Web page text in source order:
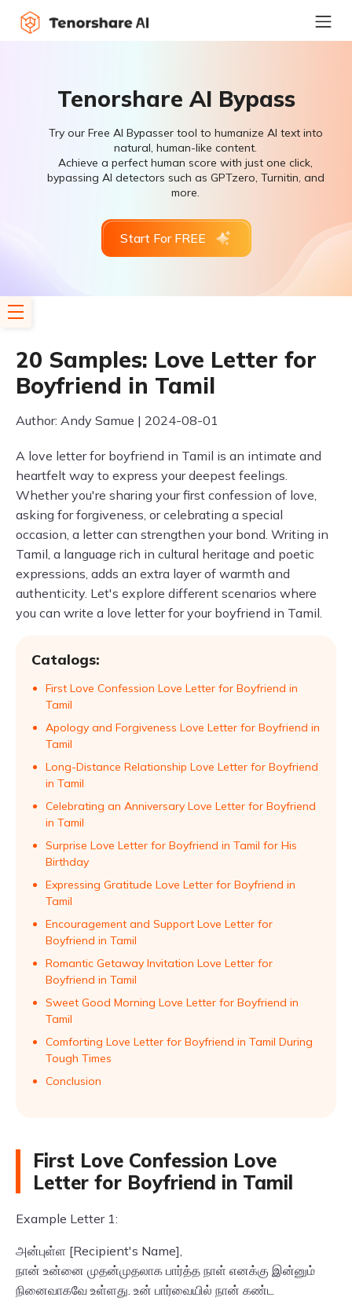
Tenorshare AI Bypass
Try our Free AI Bypasser tool to humanize AI text into
natural, human-like content.
Achieve a perfect human score with just one click,
bypassing AI detectors such as GPTzero, Turnitin, and
more.
Start For FREE
20 Samples: Love Letter for
Boyfriend in Tamil
Author: Andy Samue | 2024-08-01
A love letter for boyfriend in Tamil is an intimate and
heartfelt way to express your deepest feelings.
Whether you're sharing your first confession of love,
asking for forgiveness, or celebrating a special
occasion, a letter can strengthen your bond. Writing in
Tamil, a language rich in cultural heritage and poetic
expressions, adds an extra layer of warmth and
authenticity. Let's explore different scenarios where
you can write a love letter for your boyfriend in Tamil.
Catalogs:
First Love Confession Love Letter for Boyfriend in
Tamil
Apology and Forgiveness Love Letter for Boyfriend in
Tamil
Long-Distance Relationship Love Letter for Boyfriend
in Tamil
Celebrating an Anniversary Love Letter for Boyfriend
in Tamil
Surprise Love Letter for Boyfriend in Tamil for His
Birthday
Expressing Gratitude Love Letter for Boyfriend in
Tamil
Encouragement and Support Love Letter for
Boyfriend in Tamil
Romantic Getaway Invitation Love Letter for
Boyfriend in Tamil
Sweet Good Morning Love Letter for Boyfriend in
Tamil
Comforting Love Letter for Boyfriend in Tamil During
Tough Times
Conclusion
First Love Confession Love
Letter for Boyfriend in Tamil
Example Letter 1:
அன்புள்ள [Recipient's Name],
நான் உன்னை முதன்முதலாக பார்த்த நாள் எனக்கு இன்னும்
நினைவாகவே உள்ளது. உன் பார்வையில் நான் கண்ட